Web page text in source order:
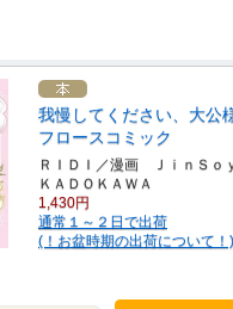
我慢してください、大公
フロースコミック
ＲＩＤＩ／漫画 ＪｉｎＳｏ
ＫＡＤＯＫＡＷＡ
1,430円
通常１～２日で出荷
(！お盆時期の出荷について！)